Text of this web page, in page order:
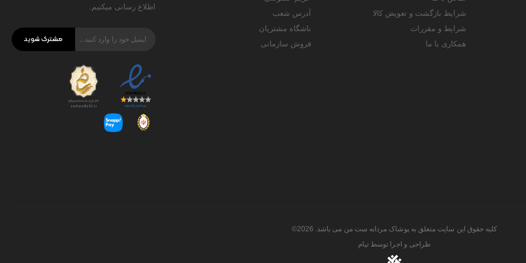
شرایط بازگشت و تعویض کالا
شرایط و مقررات
همکاری با ما
آدرس شعب
باشگاه مشتریان
فروش سازمانی
اطلاع رسانی میکنیم.
مشترک شوید
کلیه حقوق این سایت متعلق به پوشاک مردانه ست من می باشد. 2026©
طراحی و اجرا توسط تیام